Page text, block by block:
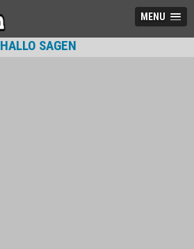
MENU
HALLO SAGEN